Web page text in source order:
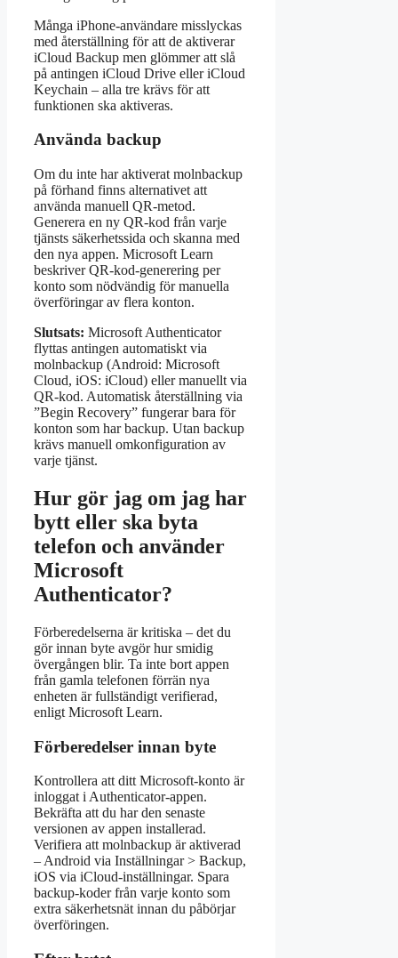
Många iPhone-användare misslyckas
med återställning för att de aktiverar
iCloud Backup men glömmer att slå
på antingen iCloud Drive eller iCloud
Keychain – alla tre krävs för att
funktionen ska aktiveras.
Använda backup
Om du inte har aktiverat molnbackup
på förhand finns alternativet att
använda manuell QR-metod.
Generera en ny QR-kod från varje
tjänsts säkerhetssida och skanna med
den nya appen. Microsoft Learn
beskriver QR-kod-generering per
konto som nödvändig för manuella
överföringar av flera konton.
Slutsats: Microsoft Authenticator
flyttas antingen automatiskt via
molnbackup (Android: Microsoft
Cloud, iOS: iCloud) eller manuellt via
QR-kod. Automatisk återställning via
”Begin Recovery” fungerar bara för
konton som har backup. Utan backup
krävs manuell omkonfiguration av
varje tjänst.
Hur gör jag om jag har
bytt eller ska byta
telefon och använder
Microsoft
Authenticator?
Förberedelserna är kritiska – det du
gör innan byte avgör hur smidig
övergången blir. Ta inte bort appen
från gamla telefonen förrän nya
enheten är fullständigt verifierad,
enligt Microsoft Learn.
Förberedelser innan byte
Kontrollera att ditt Microsoft-konto är
inloggat i Authenticator-appen.
Bekräfta att du har den senaste
versionen av appen installerad.
Verifiera att molnbackup är aktiverad
– Android via Inställningar > Backup,
iOS via iCloud-inställningar. Spara
backup-koder från varje konto som
extra säkerhetsnät innan du påbörjar
överföringen.